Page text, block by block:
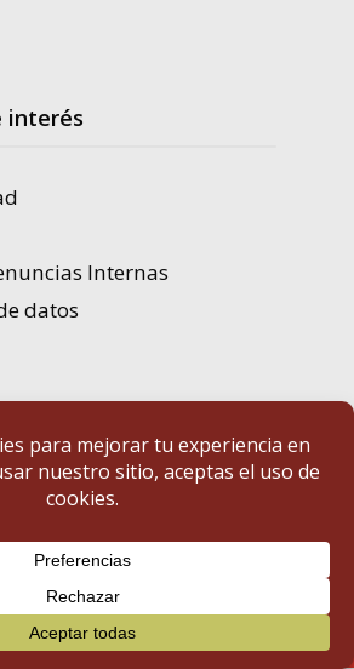
interés
Internas
datos
| Diputación de Badajoz